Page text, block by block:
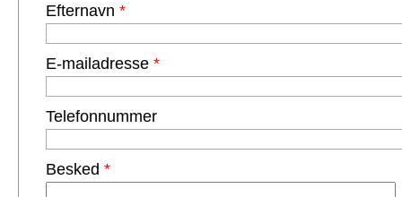
Efternavn *
E-mailadresse *
Telefonnummer
Besked *